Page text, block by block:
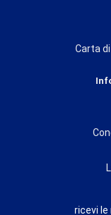
Carta
ricevi